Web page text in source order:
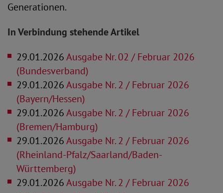
Generationen.
In Verbindung stehende Artikel
29.01.2026Ausgabe Nr. 02 / Februar 2026
(Bundesverband)
29.01.2026Ausgabe Nr. 2 / Februar 2026
(Bayern/Hessen)
29.01.2026Ausgabe Nr. 2 / Februar 2026
(Bremen/Hamburg)
29.01.2026Ausgabe Nr. 2 / Februar 2026
(Rheinland-Pfalz/Saarland/Baden-
Württemberg)
29.01.2026Ausgabe Nr. 2 / Februar 2026